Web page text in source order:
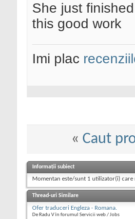
She just
this good work
Imi plac
« Caut
Informații subiect
Momentan este/sunt 1 utilizator(i) care
Thread-uri Similare
Ofer traduceri Engleza - Romana.
De Radu V în forumul Servicii web / Jobs